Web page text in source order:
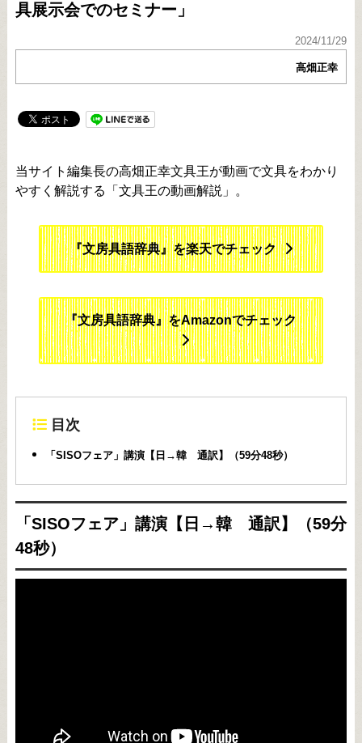
具展示会でのセミナー」
2024/11/29
高畑正幸
当サイト編集長の高畑正幸文具王が動画で文具をわかり
やすく解説する「文具王の動画解説」。
『文房具語辞典』を楽天でチェック
『文房具語辞典』をAmazonでチェック
目次
「SISOフェア」講演【日→韓 通訳】（59分48秒）
「SISOフェア」講演【日→韓 通訳】（59分
48秒）